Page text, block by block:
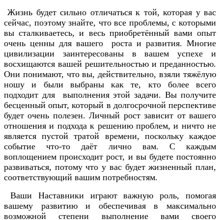
Жизнь будет сильно отличаться к той, которая у вас
сейчас, поэтому знайте, что все проблемы, с которыми
вы сталкиваетесь, и весь приобретённый вами опыт
очень ценны для вашего роста и развития. Многие
цивилизации заинтересованы в вашем успехе и
восхищаются вашей решительностью и преданностью.
Они понимают, что вы, действительно, взяли тяжёлую
ношу и были выбраны как те, кто более всего
подходит для выполнения этой задачи. Вы получите
бесценный опыт, который в долгосрочной перспективе
будет очень полезен. Личный рост зависит от вашего
отношения и подхода к решению проблем, и ничто не
является пустой тратой времени, поскольку каждое
событие что-то даёт лично вам. С каждым
воплощением происходит рост, и вы будете постоянно
развиваться, потому что у вас будет жизненный план,
соответствующий вашим потребностям.
Ваши Наставники играют важную роль, помогая
вашему развитию и обеспечивая в максимально
возможной степени выполнение вами своего